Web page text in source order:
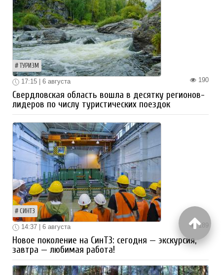
ТУРИЗМ
190
17:15 | 6 августа
Свердловская область вошла в десятку регионов-
лидеров по числу туристических поездок
СИНТЗ
189
14:37 | 6 августа
Новое поколение на СинТЗ: сегодня — экскурсия,
завтра — любимая работа!